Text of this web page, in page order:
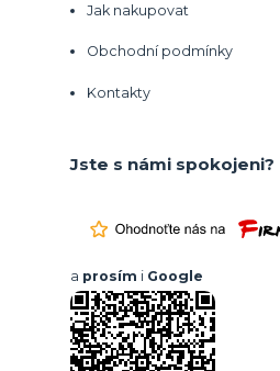
Jak nakupovat
Obchodní podmínky
Kontakty
Jste s námi spokojeni?
a prosím i Google